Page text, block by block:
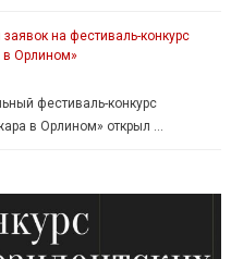
на фестиваль-конкурс
Орлином»
фестиваль-конкурс
в Орлином» открыл …